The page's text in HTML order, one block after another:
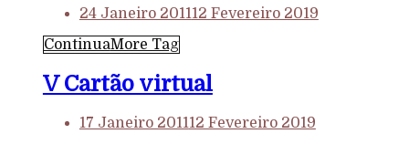
24 Janeiro 201112 Fevereiro 2019
ContinuaMore Tag
V Cartão virtual
17 Janeiro 201112 Fevereiro 2019